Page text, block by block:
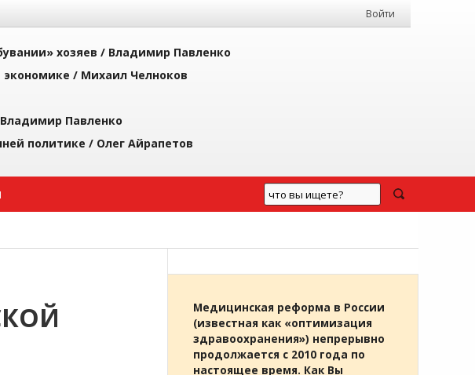
Войти
хозяев / Владимир Павленко
экономике / Михаил Челноков
Владимир Павленко
политике / Олег Айрапетов
Медицинская реформа в России
(известная как «оптимизация
здравоохранения») непрерывно
продолжается с 2010 года по
настоящее время. Как Вы